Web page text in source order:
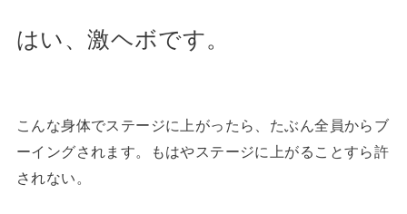
はい、激ヘボです。
こんな身体でステージに上がったら、たぶん全員からブ
ーイングされます。もはやステージに上がることすら許
されない。